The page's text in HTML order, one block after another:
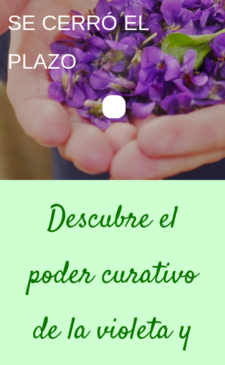
SE CERRÓ EL
PLAZO
Descubre el
poder curativo
de la violeta y